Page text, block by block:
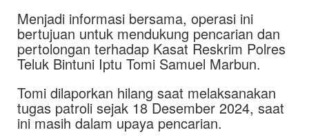
Menjadi informasi bersama, operasi ini
bertujuan untuk mendukung pencarian dan
pertolongan terhadap Kasat Reskrim Polres
Teluk Bintuni Iptu Tomi Samuel Marbun.
Tomi dilaporkan hilang saat melaksanakan
tugas patroli sejak 18 Desember 2024, saat
ini masih dalam upaya pencarian.